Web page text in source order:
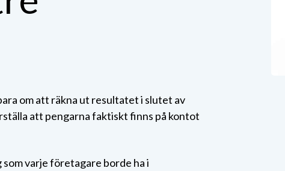
om att räkna ut resultatet i slutet av
att pengarna faktiskt finns på kontot
varje företagare borde ha i